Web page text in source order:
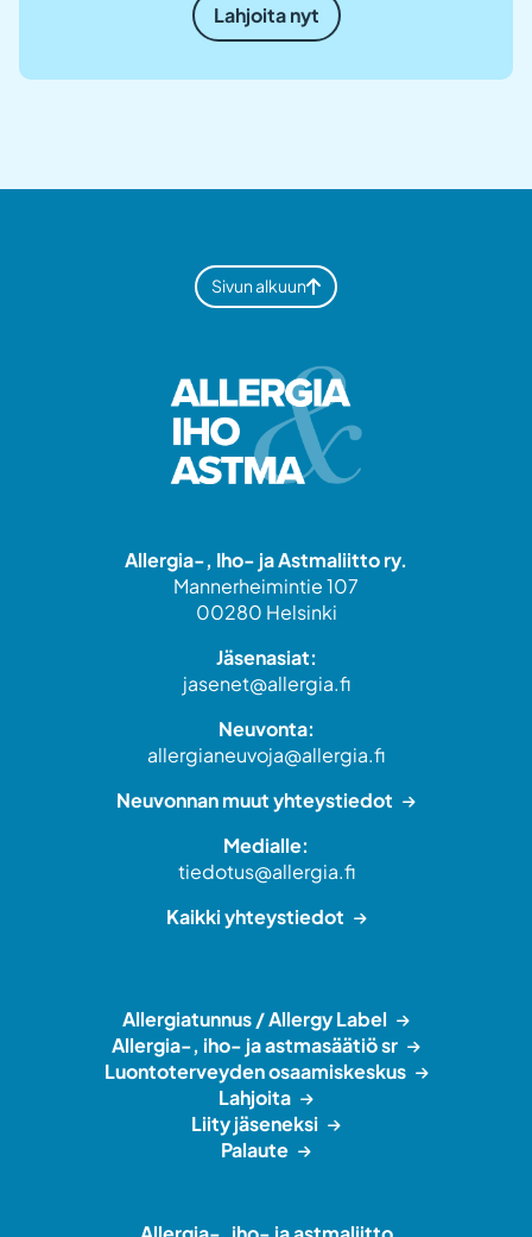
Lahjoita nyt
Sivun alkuun
Allergia-, Iho- ja Astmaliitto ry.
Mannerheimintie 107
00280 Helsinki
Jäsenasiat:
jasenet@allergia.fi
Neuvonta:
allergianeuvoja@allergia.fi
Neuvonnan muut yhteystiedot
Medialle:
tiedotus@allergia.fi
Kaikki yhteystiedot
Allergiatunnus / Allergy Label
Allergia-, iho- ja astmasäätiö sr
Luontoterveyden osaamiskeskus
Lahjoita
Liity jäseneksi
Palaute